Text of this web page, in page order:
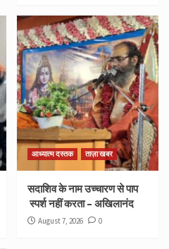
आध्यात्म दस्तक ताज़ा खबर
सदाशिव के नाम उच्चारण से पाप
स्पर्श नहीं करता – अखिलानंद
August 7, 2026 0